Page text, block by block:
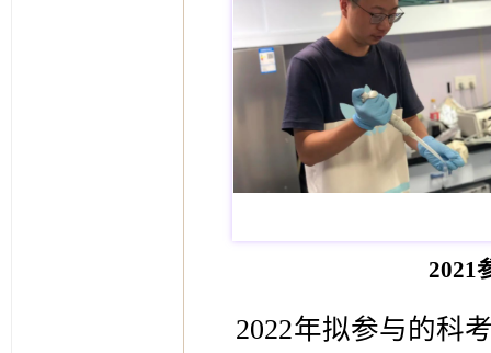
2021
2022年拟参与的科